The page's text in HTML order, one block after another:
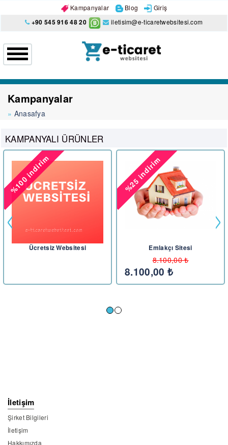
Kampanyalar Blog Giriş
+90 545 916 48 20 iletisim@e-ticaretwebsitesi.com
Kampanyalar
Anasafya
KAMPANYALI ÜRÜNLER
Ücretsiz Websitesi
%100 indirim
Emlakçı Sitesi
8.100,00 ₺
8.100,00 ₺
%25 indirim
< >
İletişim
Şirket Bilgileri
İletişim
Hakkımızda